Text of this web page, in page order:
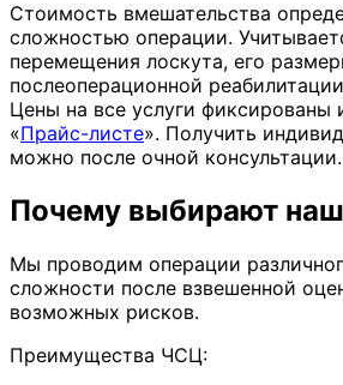
Стоимость вмешательства
сложностью операции.
перемещения лоскута, его
послеоперационной
Цены на все услуги фиксированы
«Прайс-листе». Получить
можно после очной консультации.
Почему выбирают
Мы проводим операции
сложности после взвешенной
возможных рисков.
Преимущества ЧСЦ: